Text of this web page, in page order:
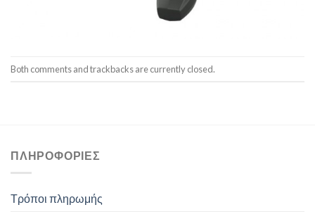
Both comments and trackbacks are currently closed.
ΠΛΗΡΟΦΟΡΊΕΣ
Τρόποι πληρωμής